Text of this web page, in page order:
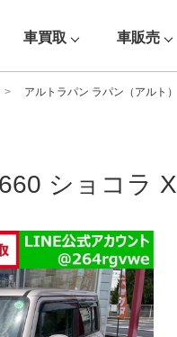
車買取 車販売
アルトラパン ラパン（アルト）
ショコラ X